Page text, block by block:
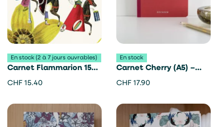
En stock (2 à 7 jours ouvrables)
Carnet Flammarion 150
ans – Les jolies planches
CHF 15.40
En stock
Carnet Cherry (A5) –
Vent For Change
CHF 17.90